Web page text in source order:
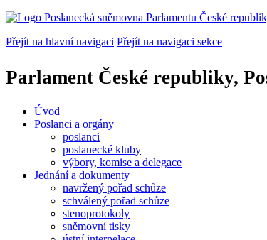
Přejít na hlavní navigaci Přejít na navigaci sekce
Parlament České republiky,
Úvod
Poslanci a orgány
poslanci
poslanecké kluby
výbory, komise a delegace
Jednání a dokumenty
navržený pořad schůze
schválený pořad schůze
stenoprotokoly
sněmovní tisky